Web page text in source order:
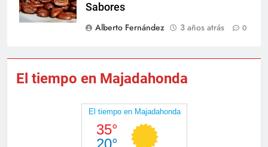
Sabores
Alberto Fernández
3 años atrás 0
El tiempo en Majadahonda